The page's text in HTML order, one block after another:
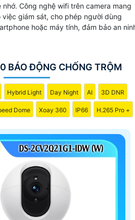
Công nghệ wifi trên camera mang
việc giám sát, cho phép người dùng
hoặc máy tính, đảm bảo an
BÁO ĐỘNG CHỐNG TRỘM
Hybrid Light Day Night AI 3D DNR
Dome Xoay 360 IP66 H.265 Pro +